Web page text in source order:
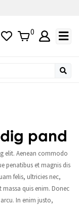
0
pand
elit. Aenean commodo
penatibus et magnis dis
felis, ultricies nec,
quis enim. Donec
In enim justo,